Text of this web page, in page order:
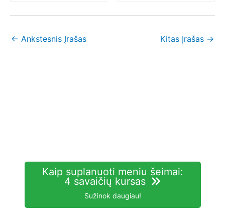
← Ankstesnis Įrašas Kitas Įrašas →
Kaip suplanuoti meniu šeimai:
4 savaičių kursas
Sužinok daugiau!